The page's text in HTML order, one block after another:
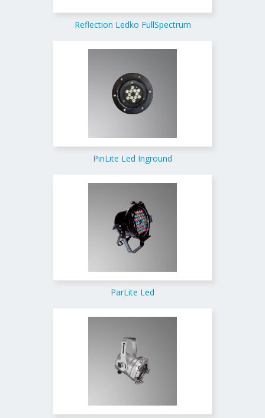
Reflection Ledko FullSpectrum
PinLite Led Inground
ParLite Led